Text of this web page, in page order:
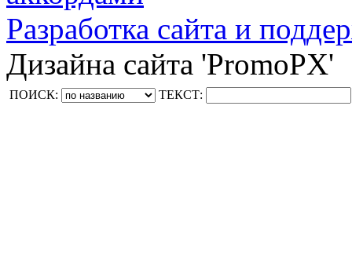
Разработка сайта и
Дизайна сайта 'PromoPX'
ПОИСК: ТЕКСТ: